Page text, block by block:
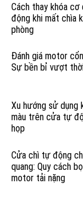
Cách thay khóa
động khi mất chìa
phòng
Đánh giá motor
Sự bền bỉ vượt
Xu hướng sử dụng
màu trên cửa tự
họp
Cửa chì tự động
quang: Quy cách
motor tải nặng